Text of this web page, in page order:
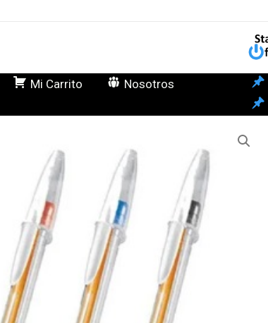
Mi Carrito
Nosotros